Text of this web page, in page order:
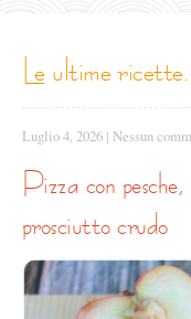
le ultime
Luglio 4, 2026 | Nessun
pizza con pesche, stracciatella, rucola e
prosciutto crudo